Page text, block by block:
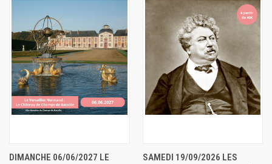
DIMANCHE 06/06/2027 LE
SAMEDI 19/09/2026 LES